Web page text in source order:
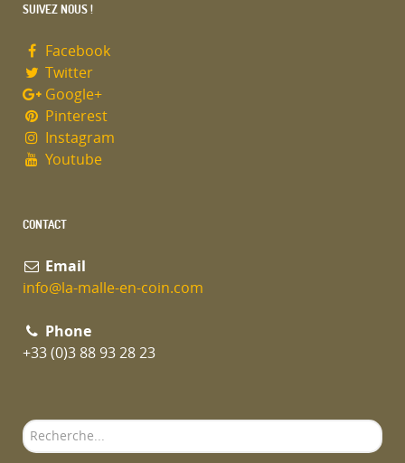
SUIVEZ NOUS !
Facebook
Twitter
Google+
Pinterest
Instagram
Youtube
CONTACT
Email
info@la-malle-en-coin.com
Phone
+33 (0)3 88 93 28 23
Rechercher